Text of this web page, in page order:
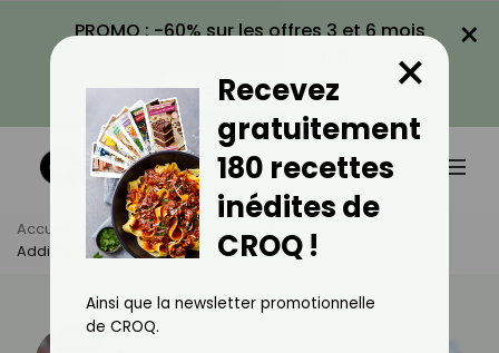
PROMO : -60% sur les offres 3 et 6 mois
VOIR LA PROMO
×
Accueil Actus
Alimentation
Additifs Alimentaires : Les Risques Pour Votre Santé
Recevez
gratuitement
180 recettes
inédites de
CROQ !
×
Ainsi que la newsletter promotionnelle
de CROQ.